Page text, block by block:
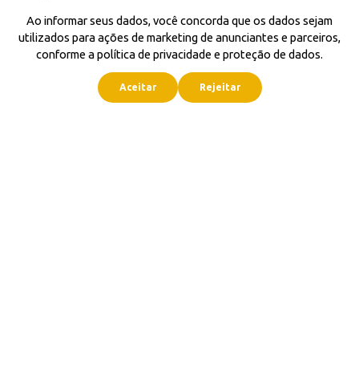
Ao informar seus dados, você concorda que os dados sejam
utilizados para ações de marketing de anunciantes e parceiros,
conforme a política de privacidade e proteção de dados.
Aceitar Rejeitar